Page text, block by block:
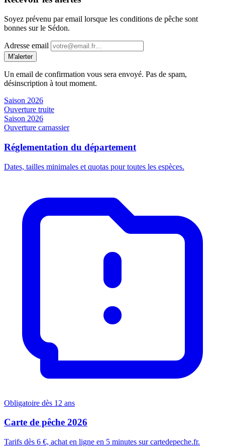
Soyez prévenu par email lorsque les conditions de pêche sont
bonnes sur le Sédon.
Adresse email
M'alerter
Un email de confirmation vous sera envoyé. Pas de spam,
désinscription à tout moment.
Saison 2026
Ouverture truite
Saison 2026
Ouverture carnassier
Réglementation du département
Dates, tailles minimales et quotas pour toutes les espèces.
Obligatoire dès 12 ans
Carte de pêche 2026
Tarifs dès 6 €, achat en ligne en 5 minutes sur cartedepeche.fr.